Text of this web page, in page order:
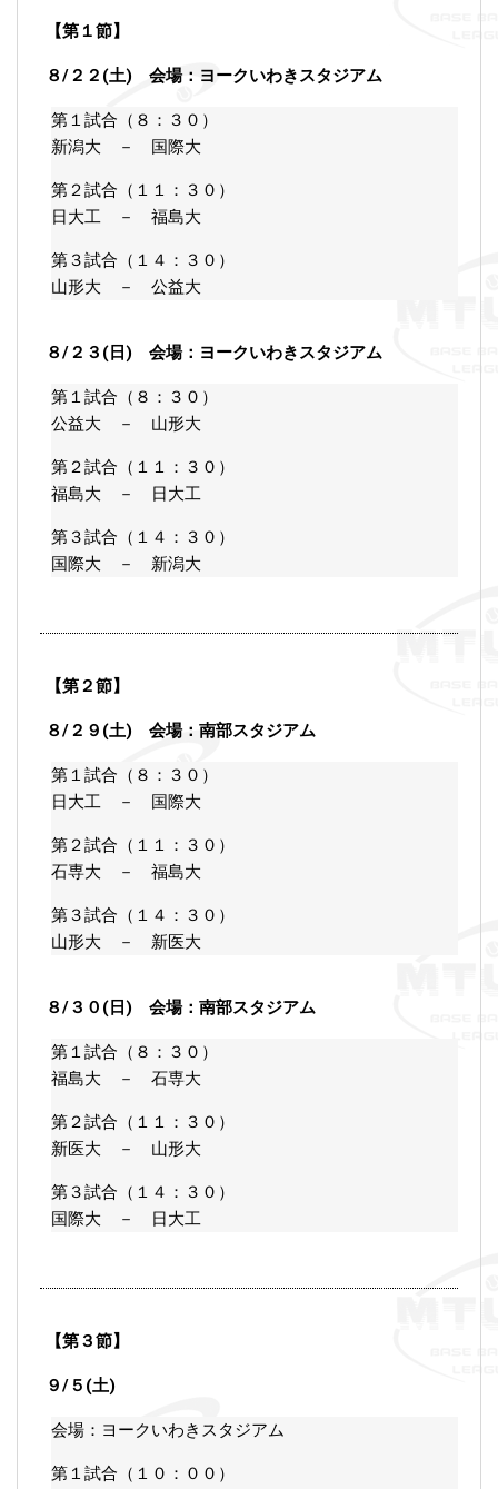
【第１節】
８/２２(土) 会場：ヨークいわきスタジアム
第１試合（８：３０）
新潟大 － 国際大
第２試合（１１：３０）
日大工 － 福島大
第３試合（１４：３０）
山形大 － 公益大
８/２３(日) 会場：ヨークいわきスタジアム
第１試合（８：３０）
公益大 － 山形大
第２試合（１１：３０）
福島大 － 日大工
第３試合（１４：３０）
国際大 － 新潟大
【第２節】
８/２９(土) 会場：南部スタジアム
第１試合（８：３０）
日大工 － 国際大
第２試合（１１：３０）
石専大 － 福島大
第３試合（１４：３０）
山形大 － 新医大
８/３０(日) 会場：南部スタジアム
第１試合（８：３０）
福島大 － 石専大
第２試合（１１：３０）
新医大 － 山形大
第３試合（１４：３０）
国際大 － 日大工
【第３節】
９/５(土)
会場：ヨークいわきスタジアム
第１試合（１０：００）